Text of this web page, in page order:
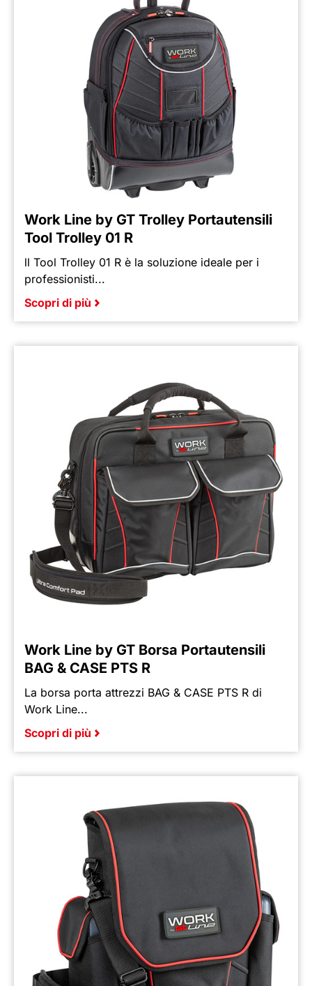
Work Line by GT Trolley Portautensili
Tool Trolley 01 R
ll Tool Trolley 01 R è la soluzione ideale per i
professionisti...
Scopri di più
Work Line by GT Borsa Portautensili
BAG & CASE PTS R
La borsa porta attrezzi BAG & CASE PTS R di
Work Line...
Scopri di più